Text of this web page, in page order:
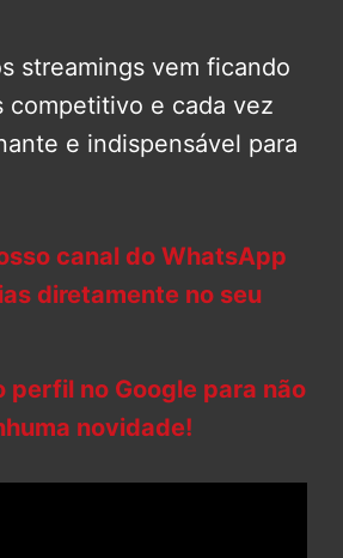
streamings vem ficando
competitivo e cada vez
e indispensável para
canal do WhatsApp
diretamente no seu
perfil no Google para não
novidade!